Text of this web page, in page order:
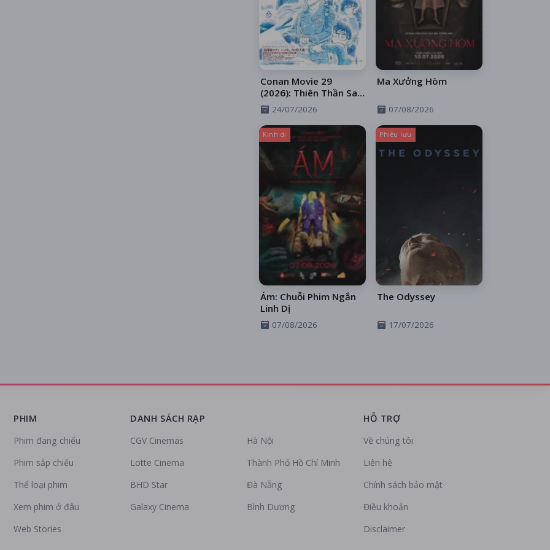
Conan Movie 29
(2026): Thiên Thần Sa
Ngã Trên Xa Lộ
24/07/2026
Ma Xưởng Hòm
07/08/2026
Kinh dị
Ám: Chuỗi Phim Ngắn
Linh Dị
07/08/2026
Phiêu lưu
The Odyssey
17/07/2026
DANH SÁCH RẠP
CGV Cinemas
Lotte Cinema
BHD Star
Galaxy Cinema
Hà Nội
Thành Phố Hồ Chí Minh
Đà Nẵng
Bình Dương
HỖ TRỢ
Về chúng tôi
Liên hệ
Chính sách bảo mật
Điều khoản
Disclaimer
PHIM
Phim đang chiếu
Phim sắp chiếu
Thể loại phim
Xem phim ở đâu
Web Stories